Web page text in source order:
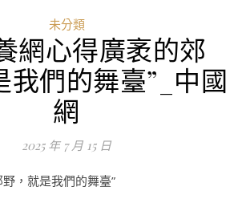
未分類
網心得廣袤的郊
我們的舞臺”_中國
網
2025 年 7 月 15 日
野，就是我們的舞臺”